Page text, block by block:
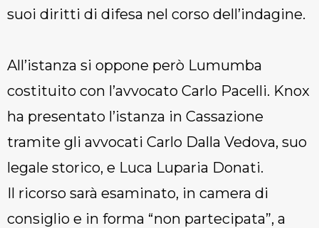
suoi diritti di difesa nel corso dell’indagine.
All’istanza si oppone però Lumumba
costituito con l’avvocato Carlo Pacelli. Knox
ha presentato l’istanza in Cassazione
tramite gli avvocati Carlo Dalla Vedova, suo
legale storico, e Luca Luparia Donati.
Il ricorso sarà esaminato, in camera di
consiglio e in forma “non partecipata”, a